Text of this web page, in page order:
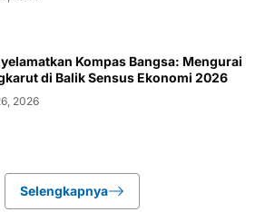
Kompas Bangsa: Mengurai
di Balik Sensus Ekonomi 2026
2026
Selengkapnya